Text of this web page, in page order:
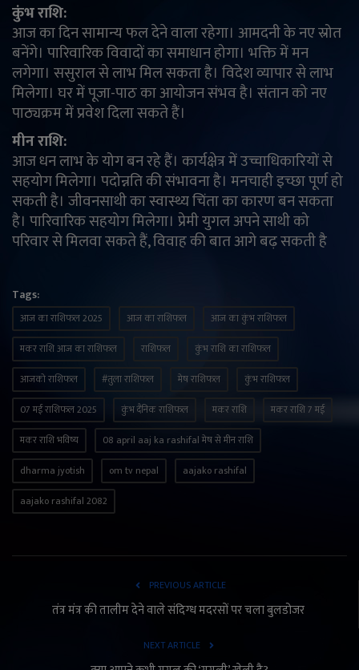
कुंभ राशि:
आज का दिन सामान्य फल देने वाला रहेगा। आमदनी के नए स्रोत
बनेंगे। पारिवारिक विवादों का समाधान होगा। भक्ति में मन
लगेगा। ससुराल से लाभ मिल सकता है। विदेश व्यापार से लाभ
मिलेगा। घर में पूजा-पाठ का आयोजन संभव है। संतान को नए
पाठ्यक्रम में प्रवेश दिला सकते हैं।
मीन राशि:
आज धन लाभ के योग बन रहे हैं। कार्यक्षेत्र में उच्चाधिकारियों से
सहयोग मिलेगा। पदोन्नति की संभावना है। मनचाही इच्छा पूर्ण हो
सकती है। जीवनसाथी का स्वास्थ्य चिंता का कारण बन सकता
है। पारिवारिक सहयोग मिलेगा। प्रेमी युगल अपने साथी को
परिवार से मिलवा सकते हैं, विवाह की बात आगे बढ़ सकती है
Tags:
आज का राशिफल 2025 आज का राशिफल
आज का कुंभ राशिफल
मकर राशि आज का राशिफल
राशिफल
कुंभ राशि का राशिफल
आजको राशिफल
#तुला राशिफल मेष राशिफल
कुंभ राशिफल
07 मई राशिफल 2025
कुंभ दैनिक राशिफल मकर राशि
मकर राशि 7 मई
मकर राशि भविष्य
08 april aaj ka rashifal मेष से मीन राशि
dharma jyotish
om tv nepal
aajako rashifal
aajako rashifal 2082
PREVIOUS ARTICLE
तंत्र मंत्र की तालीम देने वाले संदिग्ध मदरसों पर चला बुलडोजर
NEXT ARTICLE